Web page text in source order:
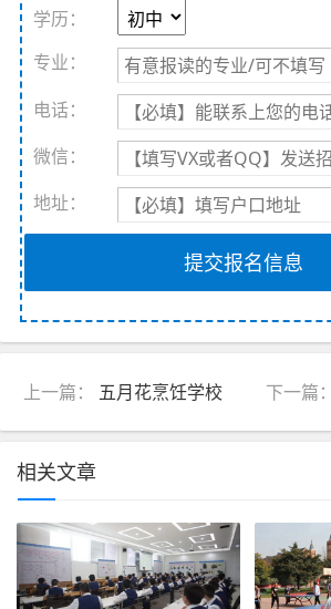
学历：
专业：
电话：
微信：
地址：
提交报名信息
上一篇： 五月花烹饪学校 下一篇：
相关文章